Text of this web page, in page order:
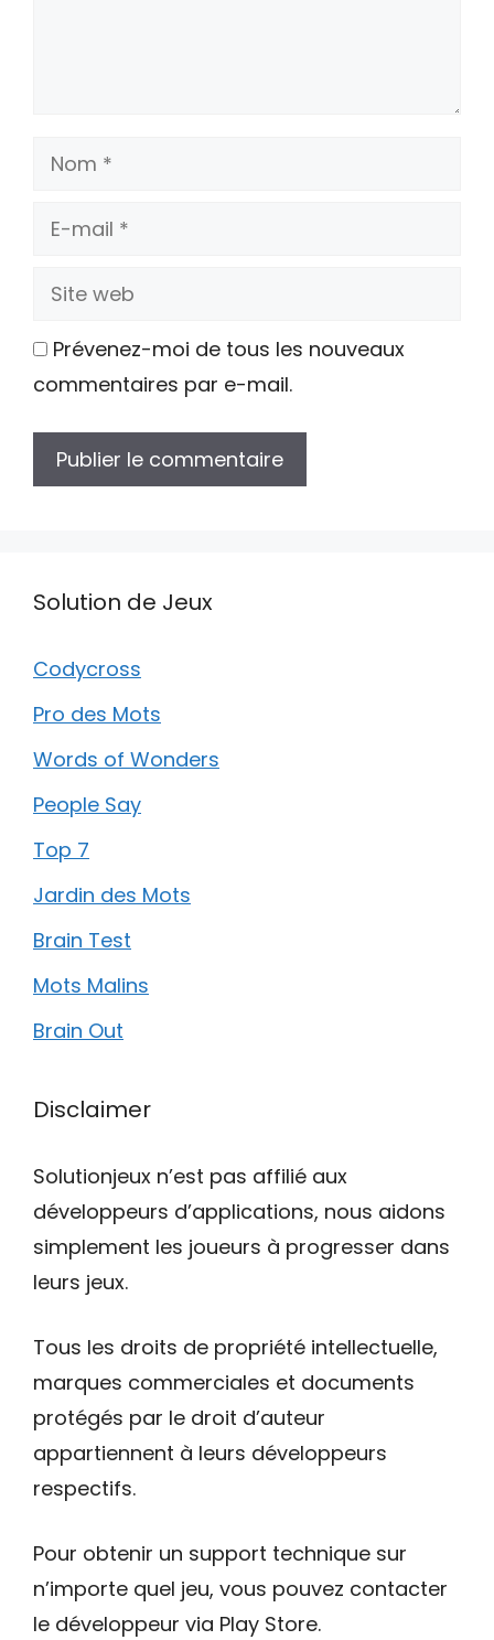
Nom
E-
Site
Prévenez-moi de tous les nouveaux
commentaires par e-mail.
Solution de Jeux
Codycross
Pro des Mots
Words of Wonders
People Say
Top 7
Jardin des Mots
Brain Test
Mots Malins
Brain Out
Disclaimer
Solutionjeux n’est pas affilié aux
développeurs d’applications, nous aidons
simplement les joueurs à progresser dans
leurs jeux.
Tous les droits de propriété intellectuelle,
marques commerciales et documents
protégés par le droit d’auteur
appartiennent à leurs développeurs
respectifs.
Pour obtenir un support technique sur
n’importe quel jeu, vous pouvez contacter
le développeur via Play Store.